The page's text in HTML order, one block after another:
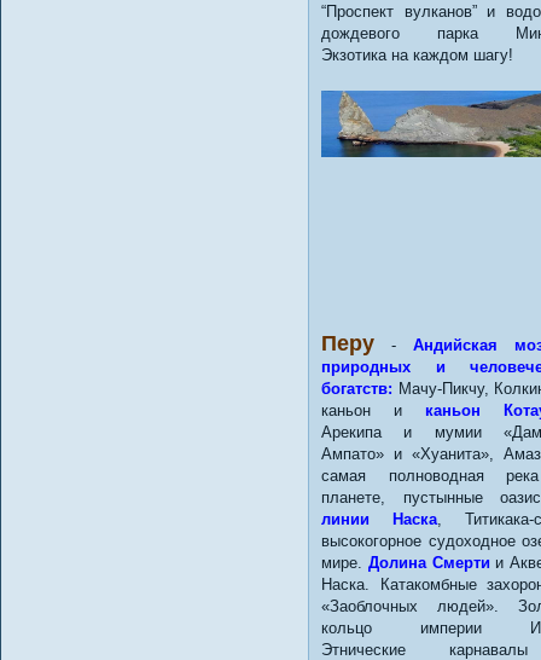
“Проспект вулканов” и
дождевого парка
Экзотика на каждом шагу!
Перу - Андийская
природных и
богатств: Мачу-Пикчу,
каньон и каньон
Арекипа и мумии
Ампато» и «Хуанита»,
самая полноводная
планете, пустынные
линии Наска , Титикака-
высокогорное судоходное
мире. Долина Смерти и
Наска. Катакомбные
«Заоблочных людей».
кольцо империи
Этнические